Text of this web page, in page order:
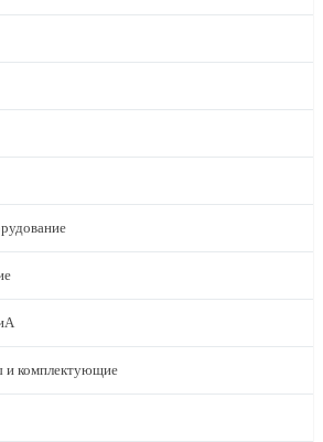
и комплектующие